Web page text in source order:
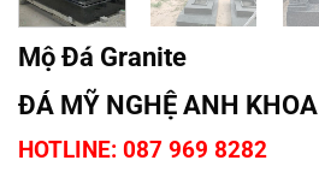
Mộ Đá Granite
ĐÁ MỸ NGHỆ ANH KHOA
HOTLINE: 087 969 8282